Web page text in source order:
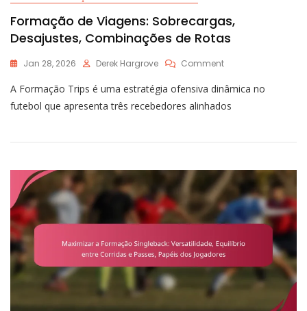
Formação de Viagens: Sobrecargas,
Desajustes, Combinações de Rotas
Jan 28, 2026 Derek Hargrove CommentOn
De
Viagens:
Combinações
A Formação Trips é uma estratégia ofensiva dinâmica no
futebol que apresenta três recebedores alinhados